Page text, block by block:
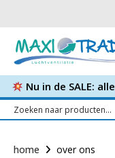
Nu in de SALE: alle
home over ons